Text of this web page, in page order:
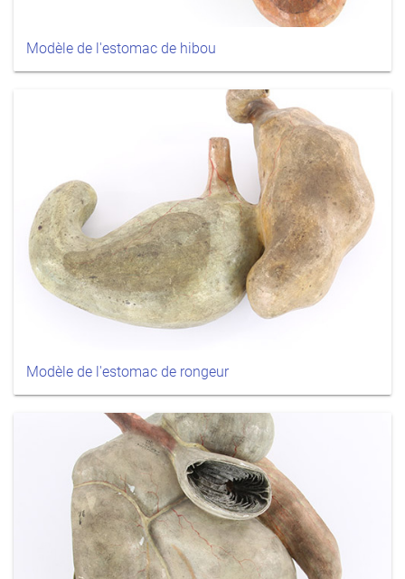
Modèle de l'estomac de hibou
Modèle de l'estomac de rongeur